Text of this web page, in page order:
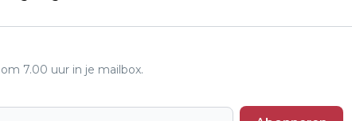
7.00 uur in je mailbox.